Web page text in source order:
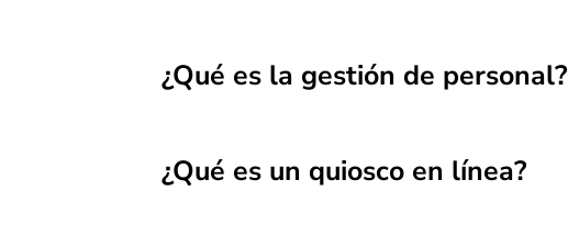
¿Qué es la gestión de personal?
¿Qué es un quiosco en línea?